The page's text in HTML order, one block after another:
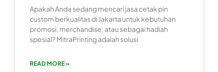
Apakah Anda sedang mencari jasa cetak pin
custom berkualitas di Jakarta untuk kebutuhan
promosi, merchandise, atau sebagai hadiah
spesial? MitraPrinting adalah solusi
READ MORE »